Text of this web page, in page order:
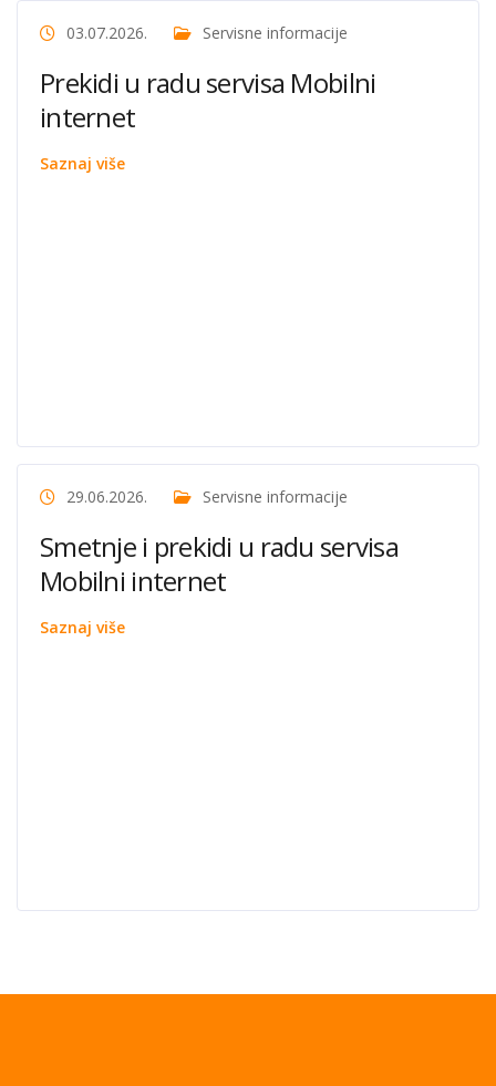
03.07.2026. Servisne informacije
Prekidi u radu servisa Mobilni
internet
Saznaj više
29.06.2026. Servisne informacije
Smetnje i prekidi u radu servisa
Mobilni internet
Saznaj više